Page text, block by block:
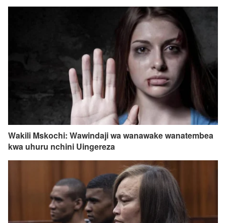
Wakili Mskochi: Wawindaji wa wanawake wanatembea
kwa uhuru nchini Uingereza